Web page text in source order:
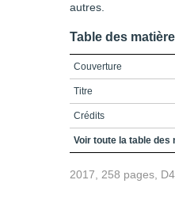
autres.
Table des
Couverture
Titre
Crédits
Table des matières
Voir toute la table des
2017, 258 pages,